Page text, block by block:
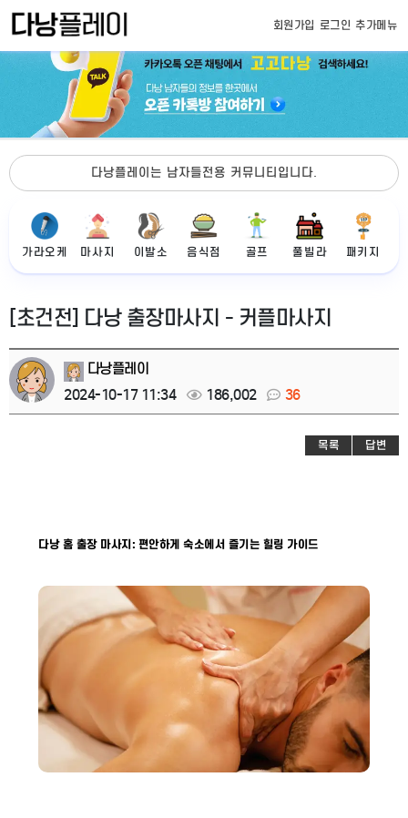
회원가입 로그인 추가메뉴
다낭플레이는 남자들전용 커뮤니티입니다.
가라오케 마사지 이발소 음식점 골프 풀빌라 패키지
[초건전] 다낭 출장마사지 - 커플마사지
다낭플레이
2024-10-17 11:34
186,002 36
목록 답변
다낭 홈 출장 마사지: 편안하게 숙소에서 즐기는 힐링 가이드